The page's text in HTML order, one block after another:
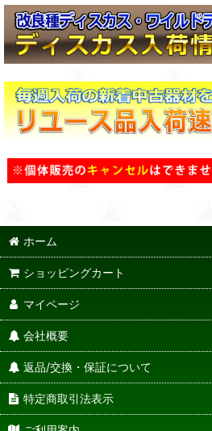
ホーム
ショッピングカート
マイページ
会社概要
返品/交換・保証について
特定商取引法表示